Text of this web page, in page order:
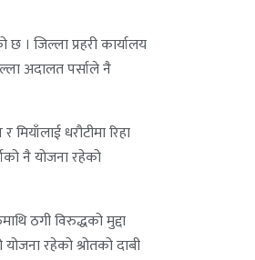
। जिल्ला प्रहरी कार्यालय
अदालत पर्साले नै
धरौटीमा रिहा
नै योजना रहेको
ठगी विरुद्धको मुद्दा
रहेको श्रोतको दाबी